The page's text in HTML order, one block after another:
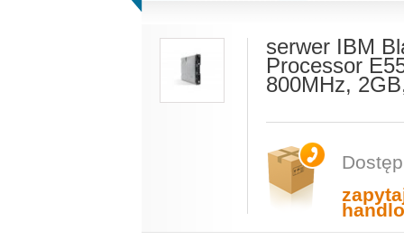
serwer IBM
Processor
800MHz,